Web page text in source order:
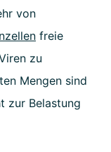
von
freie
zu
Mengen sind
zur Belastung